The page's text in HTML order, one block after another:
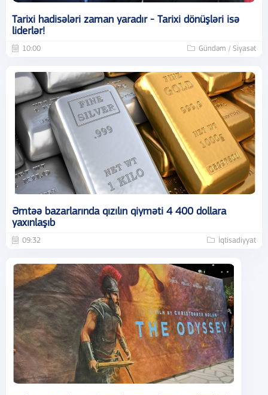
Tarixi hadisələri zaman yaradır - Tarixi dönüşləri isə
liderlər!
10:00 Gündəm / Siyasət
Əmtəə bazarlarında qızılın qiyməti 4 400 dollara
yaxınlaşıb
09:32 İqtisadiyyat